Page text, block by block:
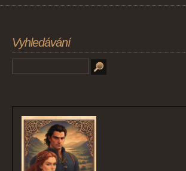
Vyhledávání